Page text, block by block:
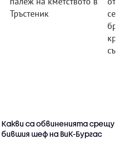
Тръстеник
Какви са обвиненията срещу
бившия шеф на ВиК-Бургас